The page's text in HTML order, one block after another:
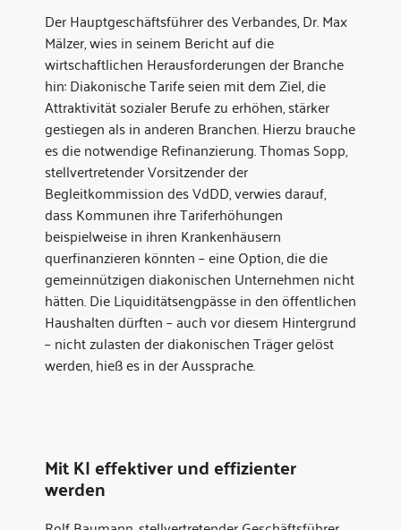
Der Hauptgeschäftsführer des Verbandes, Dr. Max
Mälzer, wies in seinem Bericht auf die
wirtschaftlichen Herausforderungen der Branche
hin: Diakonische Tarife seien mit dem Ziel, die
Attraktivität sozialer Berufe zu erhöhen, stärker
gestiegen als in anderen Branchen. Hierzu brauche
es die notwendige Refinanzierung. Thomas Sopp,
stellvertretender Vorsitzender der
Begleitkommission des VdDD, verwies darauf,
dass Kommunen ihre Tariferhöhungen
beispielweise in ihren Krankenhäusern
querfinanzieren könnten – eine Option, die die
gemeinnützigen diakonischen Unternehmen nicht
hätten. Die Liquiditätsengpässe in den öffentlichen
Haushalten dürften – auch vor diesem Hintergrund
– nicht zulasten der diakonischen Träger gelöst
werden, hieß es in der Aussprache.
Mit KI effektiver und effizienter
werden